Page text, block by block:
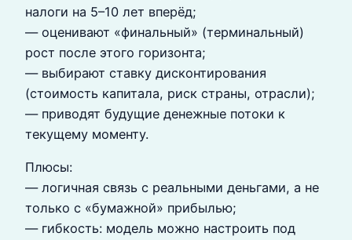
налоги на 5–10 лет вперёд;
— оценивают «финальный» (терминальный)
рост после этого горизонта;
— выбирают ставку дисконтирования
(стоимость капитала, риск страны, отрасли);
— приводят будущие денежные потоки к
текущему моменту.
Плюсы:
— логичная связь с реальными деньгами, а не
только с «бумажной» прибылью;
— гибкость: модель можно настроить под